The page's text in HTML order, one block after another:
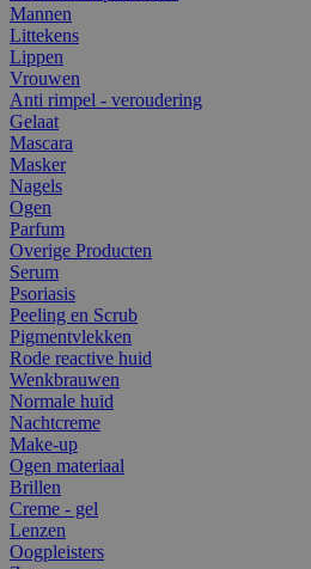
Mannen
Littekens
Lippen
Vrouwen
Anti rimpel - veroudering
Gelaat
Mascara
Masker
Nagels
Ogen
Parfum
Overige Producten
Serum
Psoriasis
Peeling en Scrub
Pigmentvlekken
Rode reactive huid
Wenkbrauwen
Normale huid
Nachtcreme
Make-up
Ogen materiaal
Brillen
Creme - gel
Lenzen
Oogpleisters